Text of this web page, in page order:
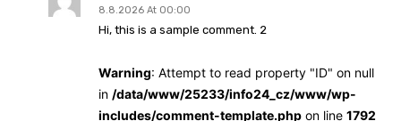
8.8.2026 At 00:00
Hi, this is a sample comment. 2
Warning: Attempt to read property "ID" on null
in /data/www/25233/info24_cz/www/wp-
includes/comment-template.php on line 1792